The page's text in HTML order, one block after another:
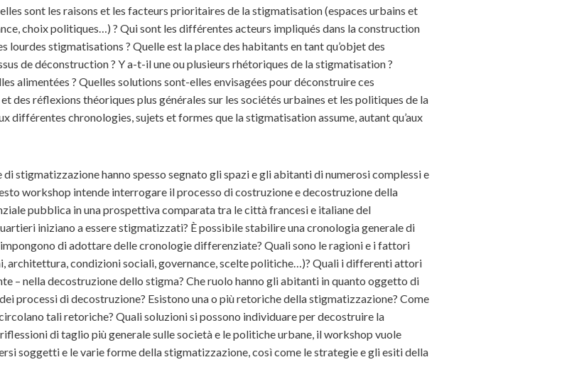
sont les raisons et les facteurs prioritaires de la stigmatisation (espaces urbains et
choix politiques…) ? Qui sont les différentes acteurs impliqués dans la construction
lourdes stigmatisations ? Quelle est la place des habitants en tant qu’objet des
de déconstruction ? Y a-t-il une ou plusieurs rhétoriques de la stigmatisation ?
alimentées ? Quelles solutions sont-elles envisagées pour déconstruire ces
des réflexions théoriques plus générales sur les sociétés urbaines et les politiques de la
différentes chronologies, sujets et formes que la stigmatisation assume, autant qu’aux
stigmatizzazione hanno spesso segnato gli spazi e gli abitanti di numerosi complessi e
workshop intende interrogare il processo di costruzione e decostruzione della
pubblica in una prospettiva comparata tra le città francesi e italianedel
iniziano a essere stigmatizzati? È possibile stabilire una cronologia generale di
di adottare delle cronologie differenziate? Quali sono le ragioni e i fattori
architettura, condizioni sociali, governance, scelte politiche…)? Quali i differenti attori
– nella decostruzione dello stigma? Che ruolo hanno gli abitanti in quanto oggetto di
processi di decostruzione? Esistono una o più retoriche della stigmatizzazione? Come
tali retoriche? Quali soluzioni si possono individuare per decostruire la
di taglio più generale sulle società e le politiche urbane, il workshop vuole
soggetti e le varie forme della stigmatizzazione, così come le strategie e gli esiti della